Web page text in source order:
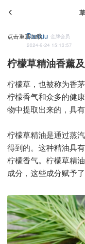
点击重新加载
Dankiu 金牌会员
2024-9-24 15:13:57
柠檬草精油香薰
柠檬草，也被称为香
柠檬香气和众多的健
物中提取出来的，具
柠檬草精油是通过蒸
得到的。这种精油具
柠檬香气。柠檬草精
成分，这些成分赋予